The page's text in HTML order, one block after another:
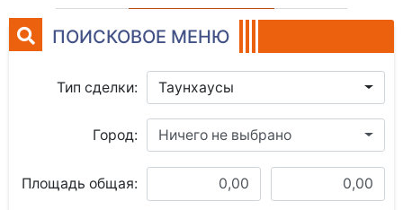
ПОИСКОВОЕ МЕНЮ
Тип сделки: Таунхаусы
Город: Ничего не выбрано
Площадь общая: